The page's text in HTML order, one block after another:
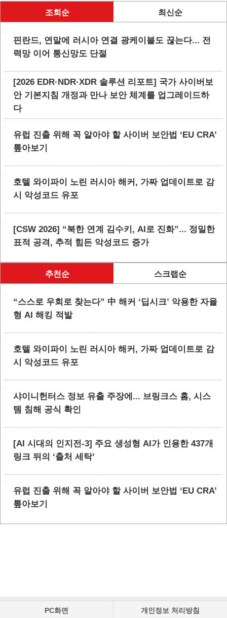
조회순 최신순
핀란드, 연말에 러시아 연결 광케이블도 끊는다... 전
력망 이어 통신망도 단절
[2026 EDR·NDR·XDR 솔루션 리포트] 국가 사이버보
안 기본지침 개정과 만나 보안 체계를 업그레이드하
다
유럽 진출 위해 꼭 알아야 할 사이버 보안법 ‘EU CRA’
톺아보기
호텔 와이파이 노린 러시아 해커, 가짜 업데이트로 감
시 악성코드 유포
[CSW 2026] “북한 연계 김수키, AI로 진화”... 정밀한
표적 공격, 추적 힘든 악성코드 증가
추천순 스크랩순
“스스로 우회로 찾는다” 中 해커 ‘딥시크’ 악용한 자율
형 AI 해킹 적발
호텔 와이파이 노린 러시아 해커, 가짜 업데이트로 감
시 악성코드 유포
샤이니헌터스 정보 유출 주장에... 브링크스 홈, 시스
템 침해 공식 확인
[AI 시대의 인지전-3] 주요 생성형 AI가 인용한 437개
링크 뒤의 ‘출처 세탁’
유럽 진출 위해 꼭 알아야 할 사이버 보안법 ‘EU CRA’
톺아보기
PC화면 개인정보 처리방침